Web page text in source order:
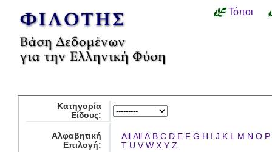
Τόποι
Κατηγορία
Είδους:
Αλφαβητική
Επιλογή:
All All A B C D E F G H I J K L M N O P
T U V W X Y Z